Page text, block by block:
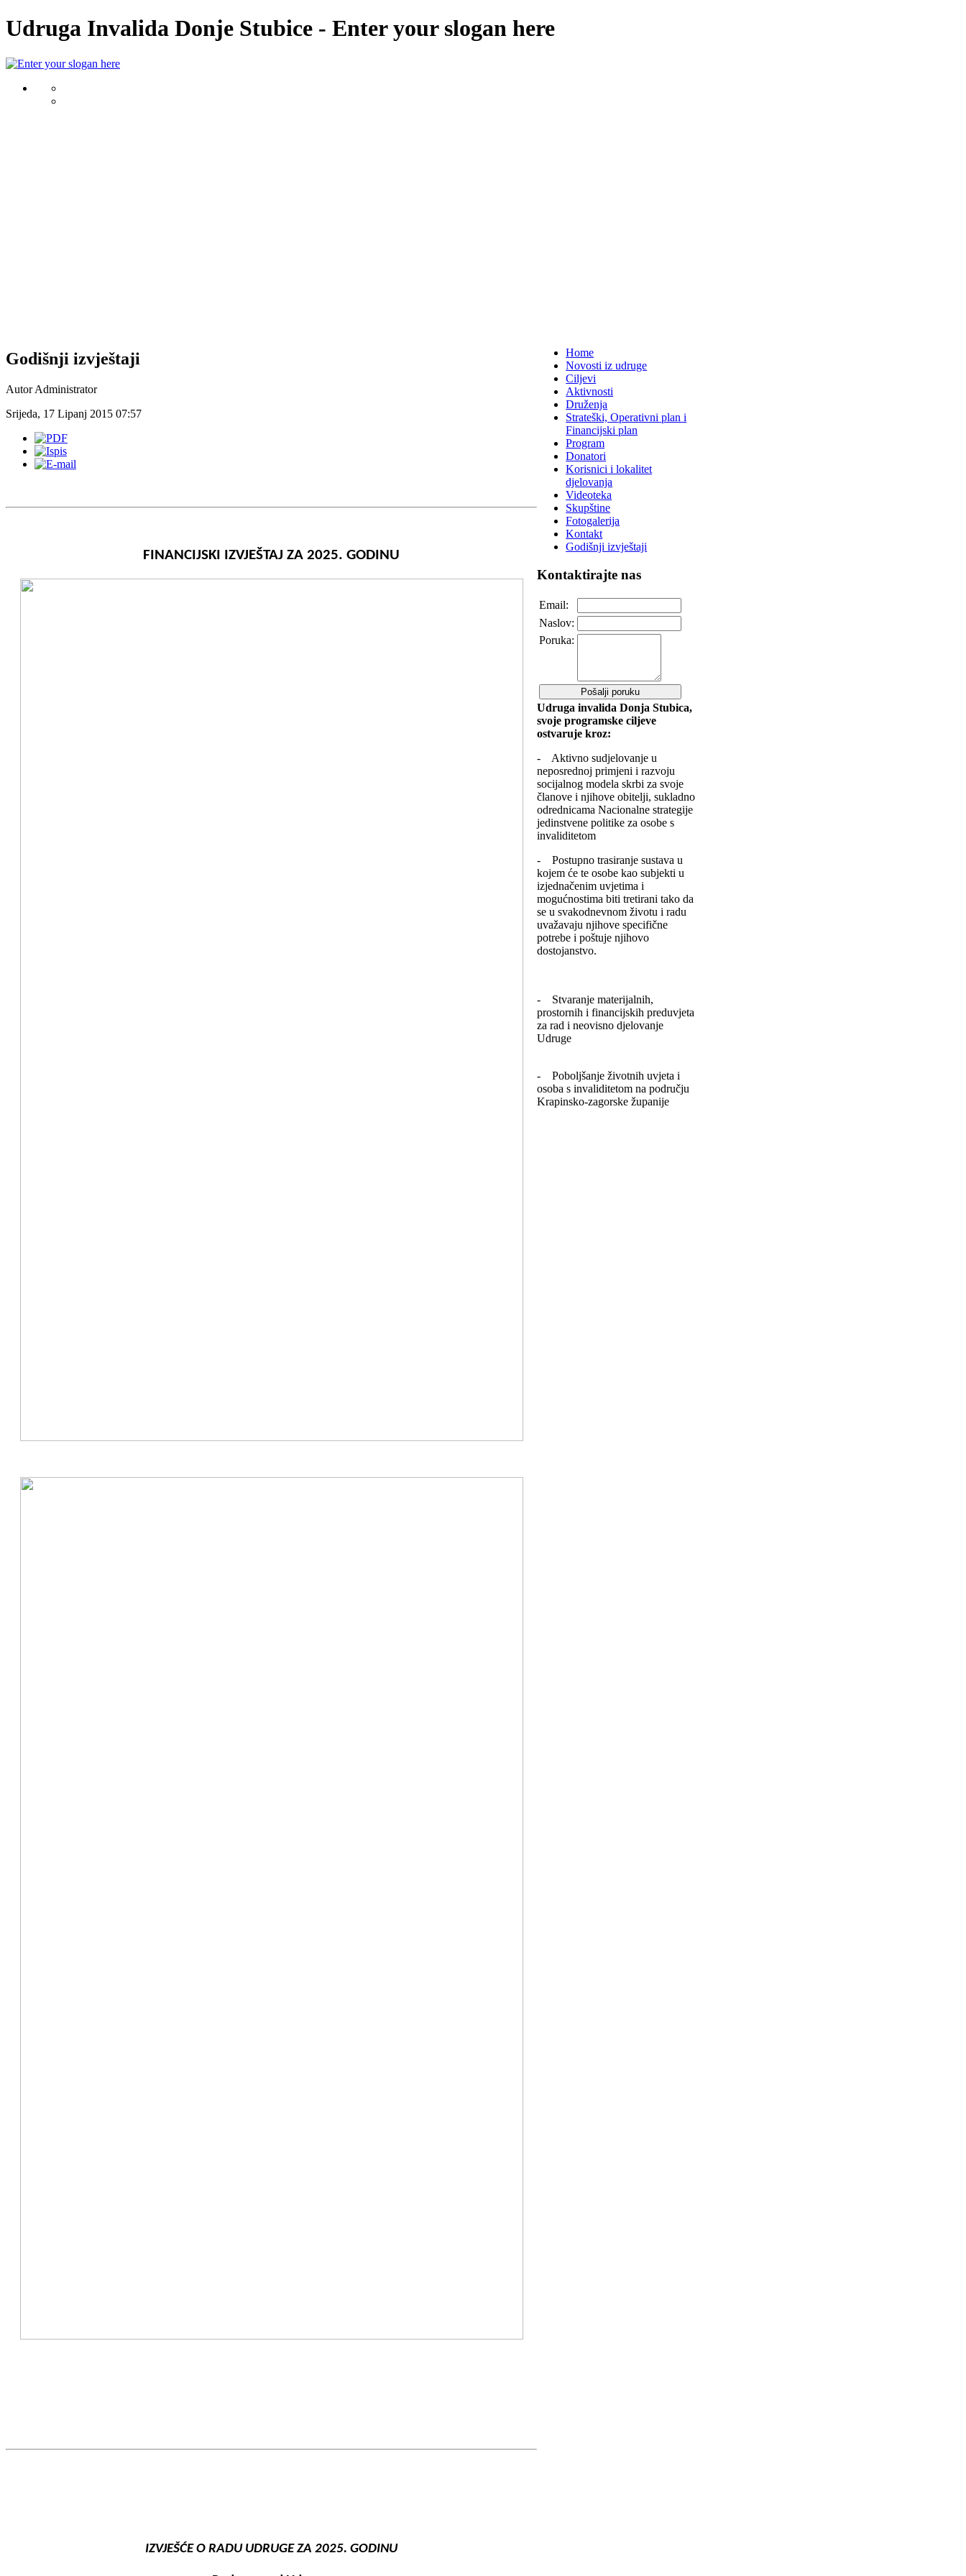
Udruga Invalida Donje Stubice - Enter your slogan here
Godišnji izvještaji
Autor Administrator
Srijeda, 17 Lipanj 2015 07:57
FINANCIJSKI IZVJEŠTAJ ZA 2025. GODINU
IZVJEŠĆE O RADU UDRUGE ZA 2025. GODINU
Home
Novosti iz udruge
Ciljevi
Aktivnosti
Druženja
Strateški, Operativni plan i
Financijski plan
Program
Donatori
Korisnici i lokalitet
djelovanja
Videoteka
Skupštine
Fotogalerija
Kontakt
Godišnji izvještaji
Kontaktirajte nas
Email:
Naslov:
Poruka:
Udruga invalida Donja Stubica,
svoje programske ciljeve
ostvaruje kroz:
- Aktivno sudjelovanje u
neposrednoj primjeni i razvoju
socijalnog modela skrbi za svoje
članove i njihove obitelji, sukladno
odrednicama Nacionalne strategije
jedinstvene politike za osobe s
invaliditetom
- Postupno trasiranje sustava u
kojem će te osobe kao subjekti u
izjednačenim uvjetima i
mogućnostima biti tretirani tako da
se u svakodnevnom životu i radu
uvažavaju njihove specifične
potrebe i poštuje njihovo
dostojanstvo.
- Stvaranje materijalnih,
prostornih i financijskih preduvjeta
za rad i neovisno djelovanje
Udruge
- Poboljšanje životnih uvjeta i
osoba s invaliditetom na području
Krapinsko-zagorske županije